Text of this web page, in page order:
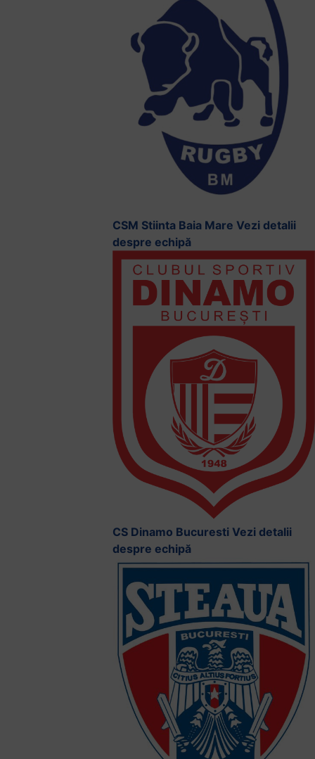
CSM Stiinta Baia Mare Vezi detalii
despre echipă
CS Dinamo Bucuresti Vezi detalii
despre echipă